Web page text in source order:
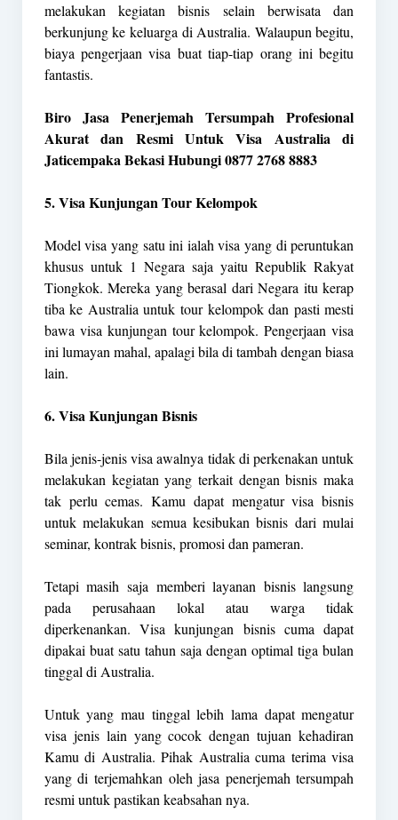
melakukan kegiatan bisnis selain berwisata dan
berkunjung ke keluarga di Australia. Walaupun begitu,
biaya pengerjaan visa buat tiap-tiap orang ini begitu
fantastis.
Biro Jasa Penerjemah Tersumpah Profesional
Akurat dan Resmi Untuk Visa Australia di
Jaticempaka Bekasi Hubungi 0877 2768 8883
5. Visa Kunjungan Tour Kelompok
Model visa yang satu ini ialah visa yang di peruntukan
khusus untuk 1 Negara saja yaitu Republik Rakyat
Tiongkok. Mereka yang berasal dari Negara itu kerap
tiba ke Australia untuk tour kelompok dan pasti mesti
bawa visa kunjungan tour kelompok. Pengerjaan visa
ini lumayan mahal, apalagi bila di tambah dengan biasa
lain.
6. Visa Kunjungan Bisnis
Bila jenis-jenis visa awalnya tidak di perkenakan untuk
melakukan kegiatan yang terkait dengan bisnis maka
tak perlu cemas. Kamu dapat mengatur visa bisnis
untuk melakukan semua kesibukan bisnis dari mulai
seminar, kontrak bisnis, promosi dan pameran.
Tetapi masih saja memberi layanan bisnis langsung
pada perusahaan lokal atau warga tidak
diperkenankan. Visa kunjungan bisnis cuma dapat
dipakai buat satu tahun saja dengan optimal tiga bulan
tinggal di Australia.
Untuk yang mau tinggal lebih lama dapat mengatur
visa jenis lain yang cocok dengan tujuan kehadiran
Kamu di Australia. Pihak Australia cuma terima visa
yang di terjemahkan oleh jasa penerjemah tersumpah
resmi untuk pastikan keabsahan nya.